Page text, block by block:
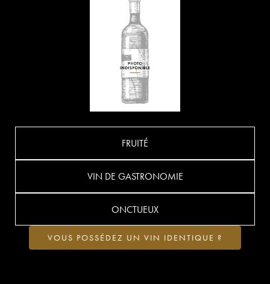
FRUITÉ
VIN DE GASTRONOMIE
ONCTUEUX
VOUS POSSÉDEZ UN VIN IDENTIQUE ?